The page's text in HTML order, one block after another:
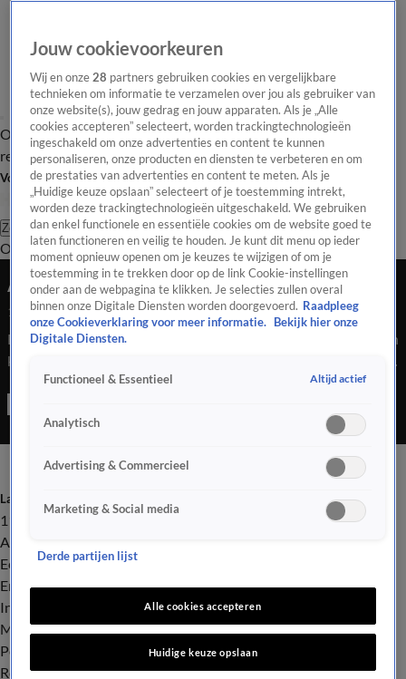
Overzicht Laatste nieuws Regionieuws Het beste van Hart
Tip de
redactie
Volg Hart van Nederland
Zoeken
OverzichtRegioUitzendingenWeerTip de redactiePanelVideo's
Automobilisten filmen zwaar ongeval A20
13 sep 2024, 19:45
Bij een aanrijding op de A20 bij Vlaardingen is een auto op zijn
kop beland. Een ander voertuig heeft forse schade opgelopen.
De politie heeft meerdere boetes uitgedeeld aan
om het voorval te filmen.
Laatste nieuws
112
Advies & Tips
Economie
Entertainment
Infrastructuur
Milieu en Gezondheid
Politiek
Royalty
Jouw cookievoorkeuren
Wij en onze28 partners gebruiken cookies en vergelijkbare
technieken om informatie te verzamelen over jou als gebruiker van
onze website(s), jouw gedrag en jouw apparaten. Als je „Alle
cookies accepteren” selecteert, worden trackingtechnologieën
ingeschakeld om onze advertenties en content te kunnen
personaliseren, onze producten en diensten te verbeteren en om
de prestaties van advertenties en content te meten. Als je
„Huidige keuze opslaan” selecteert of je toestemming intrekt,
worden deze trackingtechnologieën uitgeschakeld. We gebruiken
dan enkel functionele en essentiële cookies om de website goed te
laten functioneren en veilig te houden. Je kunt dit menu op ieder
moment opnieuw openen om je keuzes te wijzigen of om je
toestemming in te trekken door op de link Cookie-instellingen
onder aan de webpagina te klikken. Je selecties zullen overal
binnen onze Digitale Diensten worden doorgevoerd. Raadpleeg
onze Cookieverklaring voor meer informatie.
Bekijk hier onze
Digitale Diensten.
Functioneel & Essentieel Altijd actief
Analytisch
Advertising & Commercieel
Marketing & Social media
Derde partijen lijst
Alle cookies accepteren
Huidige keuze opslaan